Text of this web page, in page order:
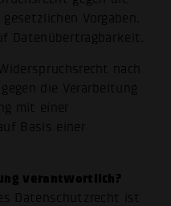
Vorgaben.
Datenübertragbarkeit.
nach
die Verarbeitung
mit einer
Basis einer
verantwortlich?
Datenschutzrecht ist